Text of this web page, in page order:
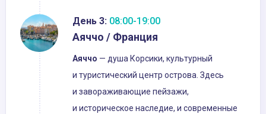
День 3: 08:00-19:00
Аяччо / Франция
Аяччо — душа Корсики, культурный
и туристический центр острова. Здесь
и завораживающие пейзажи,
и историческое наследие, и современные